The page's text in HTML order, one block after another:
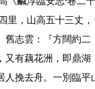
里，山高五十三丈，
舊志雲：『方闊約二
又有藕花洲，即鼎湖
人挽去舟。一別臨平